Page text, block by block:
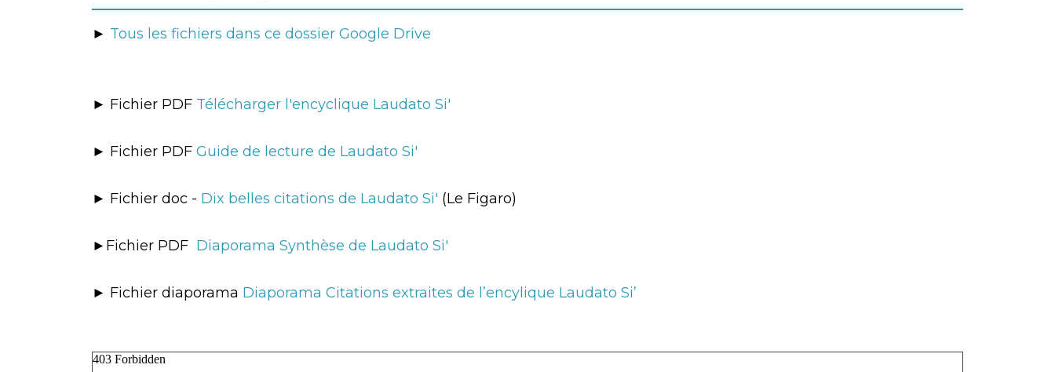
► Tous les fichiers dans ce dossier Google Drive
► Fichier PDF Télécharger l'encyclique Laudato Si'
► Fichier PDF Guide de lecture de Laudato Si'
► Fichier doc - Dix belles citations de Laudato Si' (Le Figaro)
►Fichier PDF Diaporama Synthèse de Laudato Si'
► Fichier diaporama Diaporama Citations extraites de l’encylique Laudato Si’